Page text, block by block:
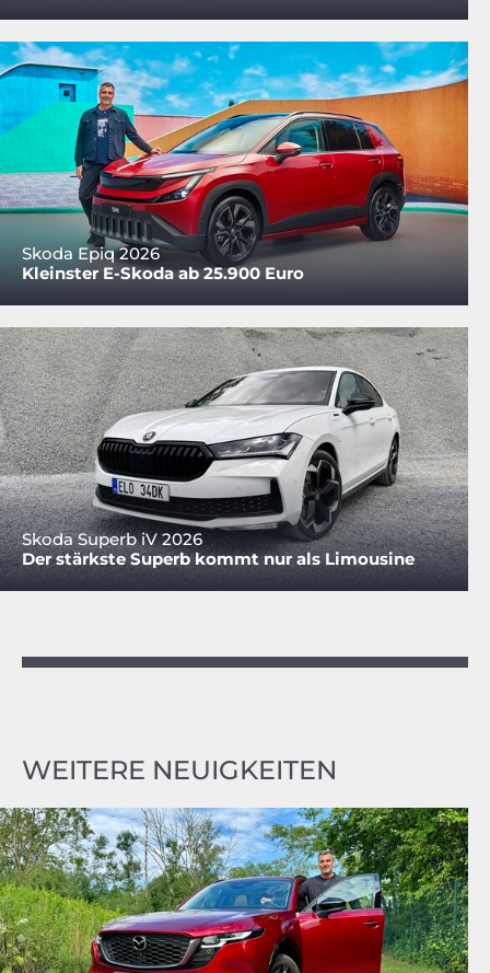
Skoda Epiq 2026
Kleinster E-Skoda ab 25.900 Euro
Skoda Superb iV 2026
Der stärkste Superb kommt nur als Limousine
WEITERE NEUIGKEITEN